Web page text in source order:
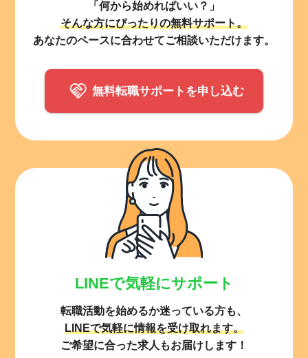
「何から始めればいい？」
そんな方にぴったりの無料サポート。
あなたのペースに合わせてご相談いただけます。
無料転職サポートを申し込む
LINEで気軽にサポート
転職活動を始めるか迷っている方も、
LINEで気軽に情報を受け取れます。
ご希望に合った求人もお届けします！